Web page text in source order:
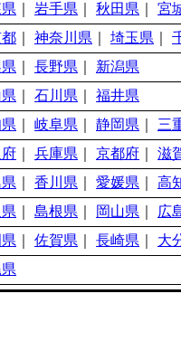
岩手県 秋田県 宮
神奈川県 埼玉県
長野県
新潟県
石川県
福井県
岐阜県 静岡県
三
兵庫県 京都府 滋
香川県 愛媛県
高
島根県 岡山県 広
佐賀県 長崎県 大